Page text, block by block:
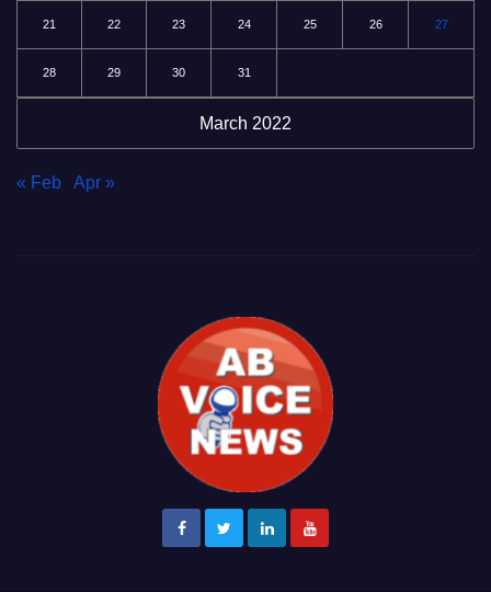
March 2022
21 22 23 24 25 26 27
28 29 30 31
« Feb Apr »